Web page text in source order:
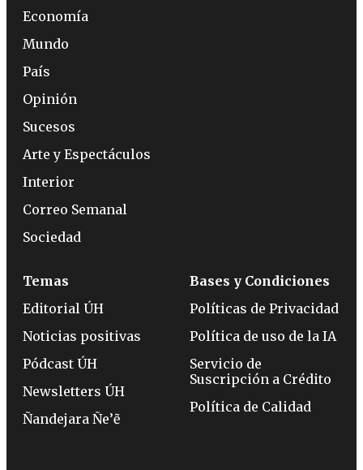
Economía
Mundo
País
Opinión
Sucesos
Arte y Espectáculos
Interior
Correo Semanal
Sociedad
Temas
Editorial ÚH
Noticias positivas
Pódcast ÚH
Newsletters ÚH
Ñandejara Ñe’ẽ
Bases y Condiciones
Políticas de Privacidad
Política de uso de la IA
Servicio de
Suscripción a Crédito
Política de Calidad